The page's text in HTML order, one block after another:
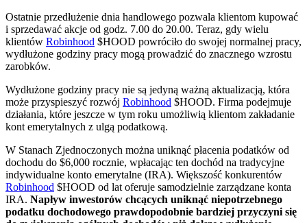
Ostatnie przedłużenie dnia handlowego pozwala klientom kupować
i sprzedawać akcje od godz. 7.00 do 20.00. Teraz, gdy wielu
klientów Robinhood $HOOD powróciło do swojej normalnej pracy,
wydłużone godziny pracy mogą prowadzić do znacznego wzrostu
zarobków.
Wydłużone godziny pracy nie są jedyną ważną aktualizacją, która
może przyspieszyć rozwój Robinhood $HOOD. Firma podejmuje
działania, które jeszcze w tym roku umożliwią klientom zakładanie
kont emerytalnych z ulgą podatkową.
W Stanach Zjednoczonych można uniknąć płacenia podatków od
dochodu do $6,000 rocznie, wpłacając ten dochód na tradycyjne
indywidualne konto emerytalne (IRA). Większość konkurentów
Robinhood $HOOD od lat oferuje samodzielnie zarządzane konta
IRA. Napływ inwestorów chcących uniknąć niepotrzebnego
podatku dochodowego prawdopodobnie bardziej przyczyni się